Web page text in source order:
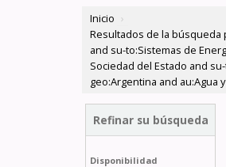
Inicio ›
Resultados de la búsqueda
and su-to:Sistemas de
Sociedad del Estado and
geo:Argentina and au:Agua
Refinar su búsqueda
Disponibilidad